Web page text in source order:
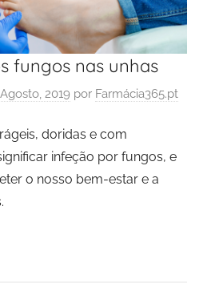
fungos nas unhas
2019 por Farmácia365.pt
doridas e com
infeção por fungos, e
o nosso bem-estar e a